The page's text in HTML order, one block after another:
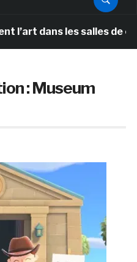
les salles de classe
:Museum